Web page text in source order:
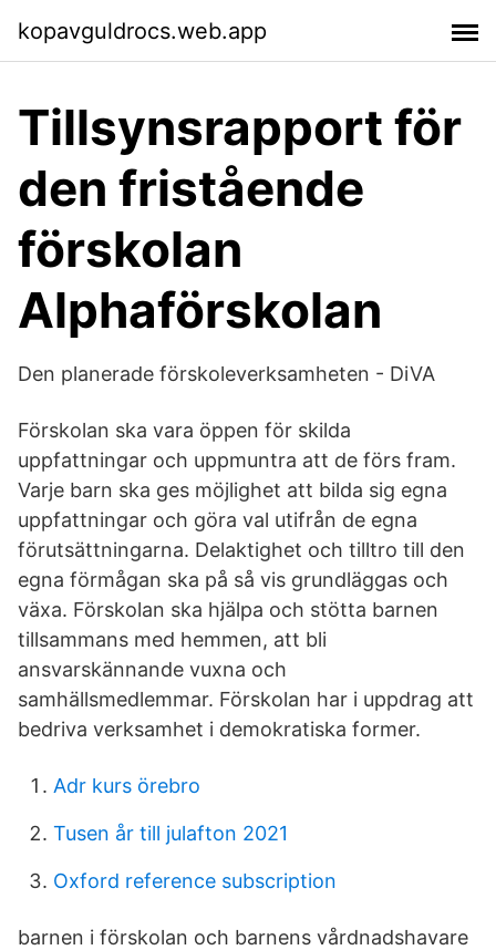
kopavguldrocs.web.app
Tillsynsrapport för
den fristående
förskolan
Alphaförskolan
Den planerade förskoleverksamheten - DiVA
Förskolan ska vara öppen för skilda
uppfattningar och uppmuntra att de förs fram.
Varje barn ska ges möjlighet att bilda sig egna
uppfattningar och göra val utifrån de egna
förutsättningarna. Delaktighet och tilltro till den
egna förmågan ska på så vis grundläggas och
växa. Förskolan ska hjälpa och stötta barnen
tillsammans med hemmen, att bli
ansvarskännande vuxna och
samhällsmedlemmar. Förskolan har i uppdrag att
bedriva verksamhet i demokratiska former.
Adr kurs örebro
Tusen år till julafton 2021
Oxford reference subscription
barnen i förskolan och barnens vårdnadshavare